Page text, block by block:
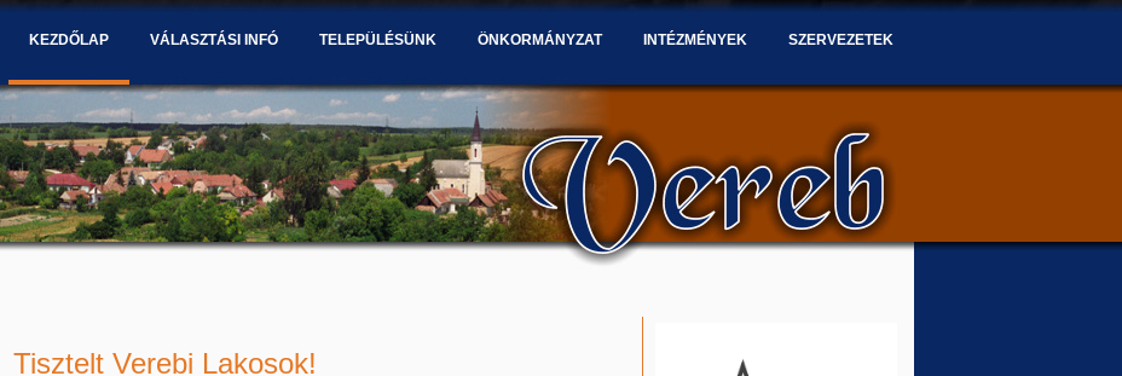
KEZDŐLAP VÁLASZTÁSI INFÓ TELEPÜLÉSÜNK ÖNKORMÁNYZAT INTÉZMÉNYEK SZERVEZETEK
Tisztelt Verebi Lakosok!